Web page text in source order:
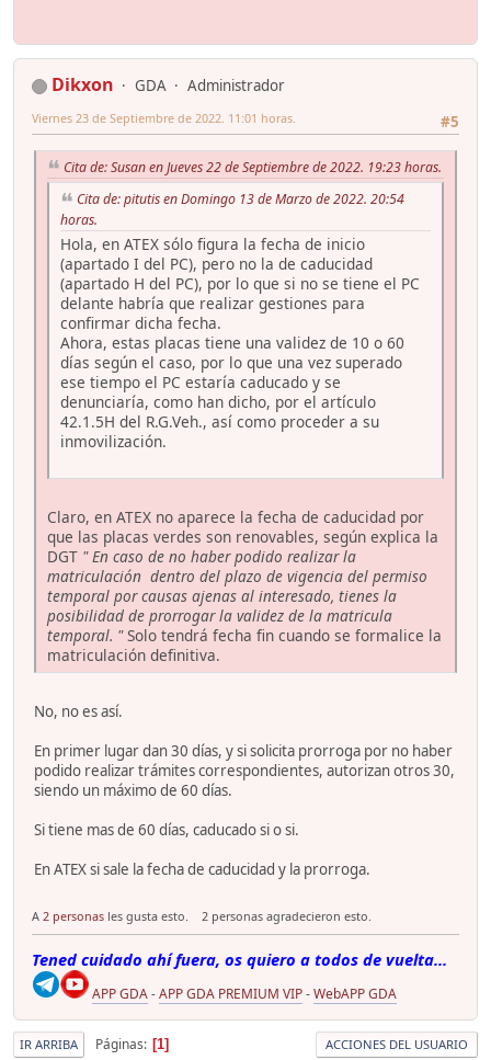
Dikxon GDA
Administrador
#5
Viernes 23 de Septiembre de 2022. 11:01 horas.
Cita de: Susan en Jueves 22 de Septiembre de 2022. 19:23 horas.
Cita de: pitutis en Domingo 13 de Marzo de 2022. 20:54
horas.
Hola, en ATEX sólo figura la fecha de inicio
(apartado I del PC), pero no la de caducidad
(apartado H del PC), por lo que si no se tiene el PC
delante habría que realizar gestiones para
confirmar dicha fecha.
Ahora, estas placas tiene una validez de 10 o 60
días según el caso, por lo que una vez superado
ese tiempo el PC estaría caducado y se
denunciaría, como han dicho, por el artículo
42.1.5H del R.G.Veh., así como proceder a su
inmovilización.
Claro, en ATEX no aparece la fecha de caducidad por
que las placas verdes son renovables, según explica la
DGT " En caso de no haber podido realizar la
matriculación dentro del plazo de vigencia del permiso
temporal por causas ajenas al interesado, tienes la
posibilidad de prorrogar la validez de la matricula
temporal. "Solo tendrá fecha fin cuando se formalice la
matriculación definitiva.
No, no es así.
En primer lugar dan 30 días, y si solicita prorroga por no haber
podido realizar trámites correspondientes, autorizan otros 30,
siendo un máximo de 60 días.
Si tiene mas de 60 días, caducado si o si.
En ATEX si sale la fecha de caducidad y la prorroga.
A 2 personas les gusta esto. 2 personas agradecieron esto.
Tened cuidado ahí fuera, os quiero a todos de vuelta...
APP GDA-APP GDA PREMIUM VIP-WebAPP GDA
IR ARRIBA Páginas 1 ACCIONES DEL USUARIO